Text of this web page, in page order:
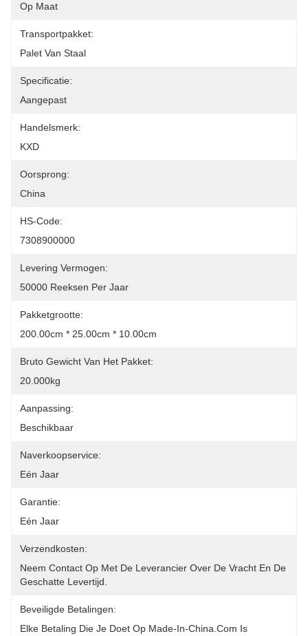
Op Maat
Transportpakket:
Palet Van Staal
Specificatie:
Aangepast
Handelsmerk:
KXD
Oorsprong:
China
HS-Code:
7308900000
Levering Vermogen:
50000 Reeksen Per Jaar
Pakketgrootte:
200.00cm * 25.00cm * 10.00cm
Bruto Gewicht Van Het Pakket:
20.000kg
Aanpassing:
Beschikbaar
Naverkoopservice:
Eén Jaar
Garantie:
Eén Jaar
Verzendkosten:
Neem Contact Op Met De Leverancier Over De Vracht En De
Geschatte Levertijd.
Beveiligde Betalingen:
Elke Betaling Die Je Doet Op Made-In-China.com Is